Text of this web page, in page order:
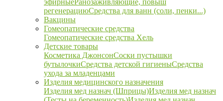
эфирныеРанозаживляющие, повыш
регенерациюСредства для ванн (соли, пенки...)
Вакцины
Гомеопатические средства
Гомеопатические средства Хель
Детские товары
Косметика ДжонсонСоски пустышки
бутылочкиСредства детской гигиеныСредства
ухода за младенцами
Изделия медицинского назначения
Изделия мед назнач (Шприцы)Изделия мед назнач